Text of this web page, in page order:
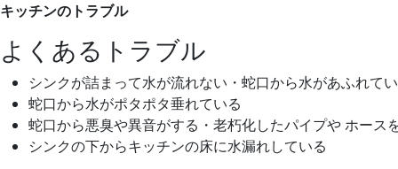
キッチンのトラブル
よくあるトラブル
シンクが詰まって水が流れない・蛇口から水があふれて
蛇口から水がポタポタ垂れている
蛇口から悪臭や異音がする・老朽化したパイプや ホース
シンクの下からキッチンの床に水漏れしている